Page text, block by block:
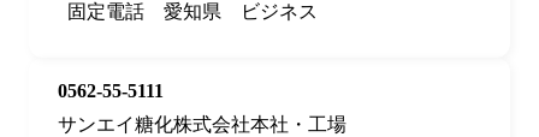
固定電話
愛知県 ビジネス
0562-55-5111
サンエイ糖化株式会社本社・工場